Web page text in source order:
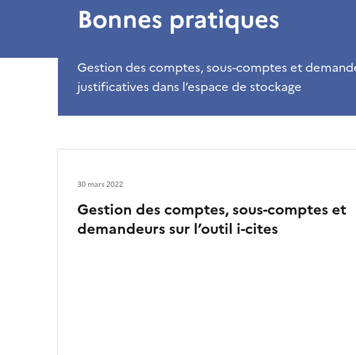
Bonnes pratiques
Gestion des comptes, sous-comptes et
justificatives dans l’espace de stockage
Gestion des comptes, sous-comptes et
demandeurs sur l’outil i-cites
30 mars 2022